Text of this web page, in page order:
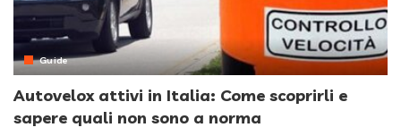
Guide
Autovelox attivi in Italia: Come scoprirli e
sapere quali non sono a norma